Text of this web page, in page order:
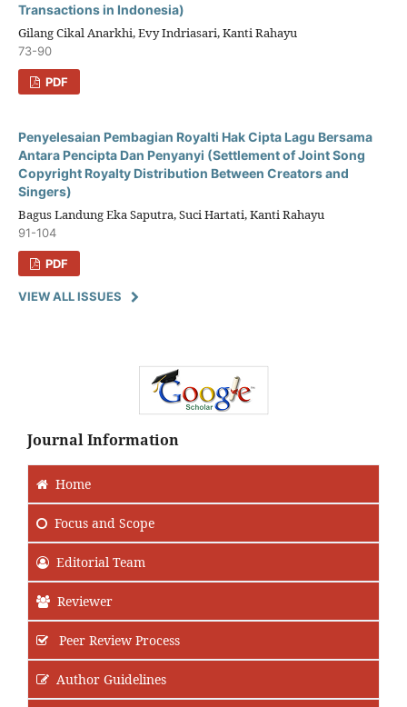
Transactions in Indonesia)
Gilang Cikal Anarkhi, Evy Indriasari, Kanti Rahayu
73-90
PDF
Penyelesaian Pembagian Royalti Hak Cipta Lagu Bersama
Antara Pencipta Dan Penyanyi (Settlement of Joint Song
Copyright Royalty Distribution Between Creators and
Singers)
Bagus Landung Eka Saputra, Suci Hartati, Kanti Rahayu
91-104
PDF
VIEW ALL ISSUES
Journal Information
Home
Focus and Scope
Editorial Team
Reviewer
Peer Review Process
Author Guidelines